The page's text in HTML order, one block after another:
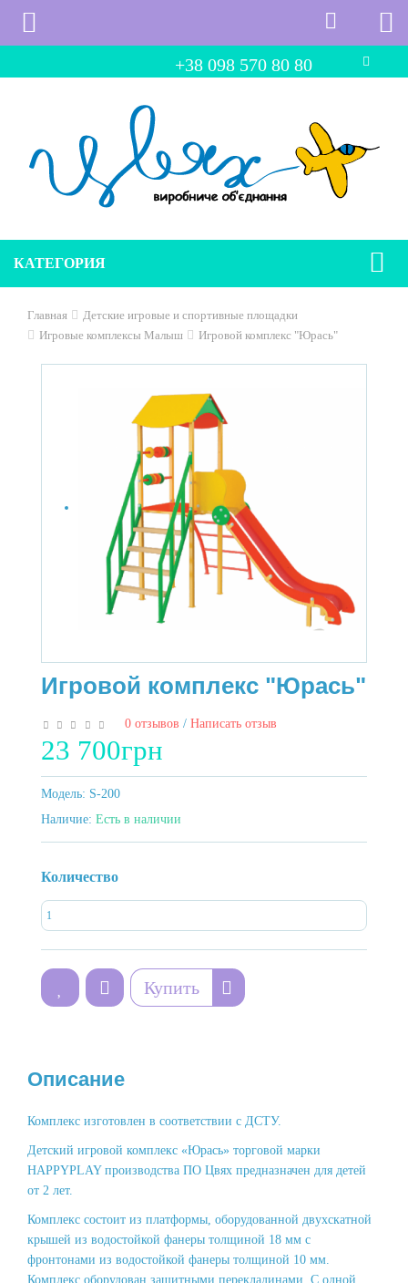
+38 098 570 80 80
КАТЕГОРИЯ
Главная
Детские игровые и спортивные площадки
Игровые комплексы Малыш
Игровой комплекс "Юрась"
Игровой комплекс "Юрась"
0 отзывов / Написать отзыв
23 700грн
Модель: S-200
Наличие: Есть в наличии
Количество
Купить
Описание
Комплекс изготовлен в соответствии с ДСТУ.
Детский игровой комплекс «Юрась» торговой марки
HAPPYPLAY производства ПО Цвях предназначен для детей
от 2 лет.
Комплекс состоит из платформы, оборудованной двухскатной
крышей из водостойкой фанеры толщиной 18 мм с
фронтонами из водостойкой фанеры толщиной 10 мм.
Комплекс оборудован защитными перекладинами. С одной